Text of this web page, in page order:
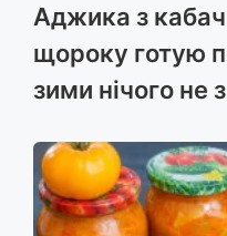
Аджика з
щороку готую
зими нічого не